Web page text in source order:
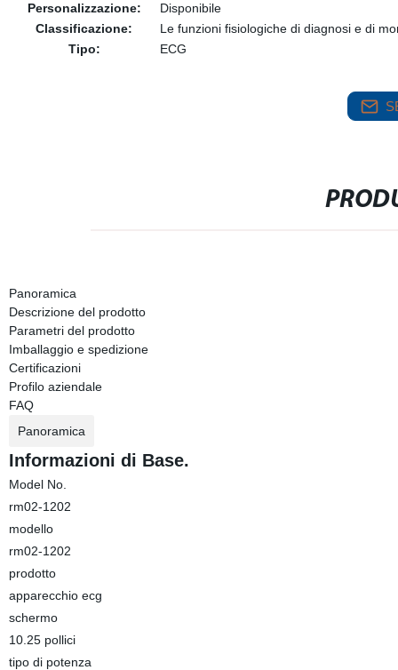
Personalizzazione:
Disponibile
Classificazione:
Le funzioni fisiologiche di diagnosi e di
Tipo:
ECG
Panoramica
Descrizione del prodotto
Parametri del prodotto
Imballaggio e spedizione
Certificazioni
Profilo aziendale
FAQ
Panoramica
Informazioni di Base.
Model No.
rm02-1202
modello
rm02-1202
prodotto
apparecchio ecg
schermo
10.25 pollici
tipo di potenza